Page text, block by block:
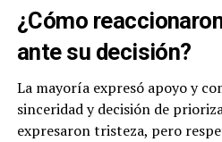
¿Cómo
ante su decisión?
La mayoría expresó apoyo y
sinceridad y decisión de
expresaron tristeza, pero